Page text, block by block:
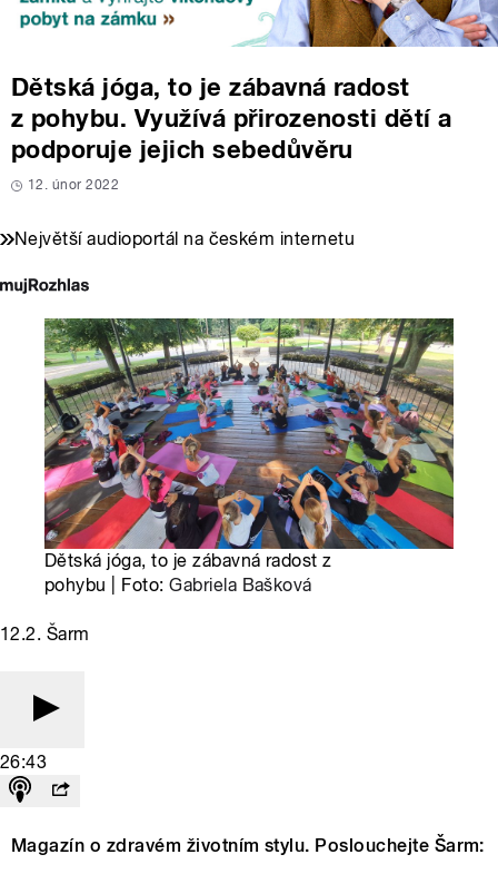
Dětská jóga, to je zábavná radost
z pohybu. Využívá přirozenosti dětí a
podporuje jejich sebedůvěru
12. únor 2022
Největší audioportál na českém internetu
Dětská jóga, to je zábavná radost z
pohybu | Foto:Gabriela Bašková
12.2. Šarm
26:43
Magazín o zdravém životním stylu. Poslouchejte Šarm: